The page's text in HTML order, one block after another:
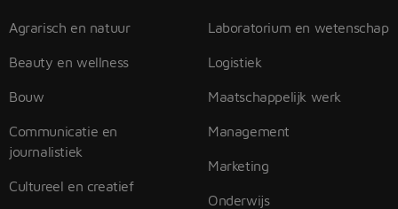
Agrarisch en natuur
Beauty en wellness
Bouw
Communicatie en
journalistiek
Cultureel en creatief
Laboratorium en wetenschap
Logistiek
Maatschappelijk werk
Management
Marketing
Onderwijs